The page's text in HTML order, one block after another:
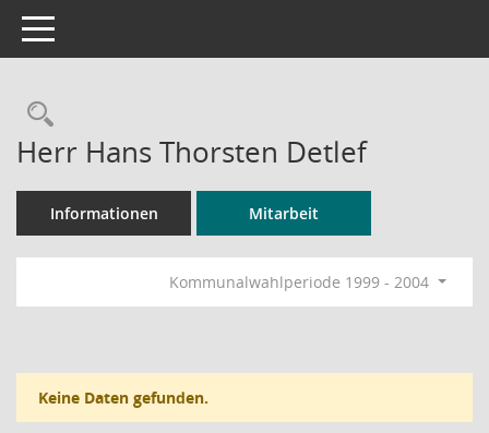
Toggle navigation
Rechercheauswahl
Herr Hans Thorsten Detlef
Informationen Mitarbeit
Kommunalwahlperiode 1999 - 2004
Keine Daten gefunden.